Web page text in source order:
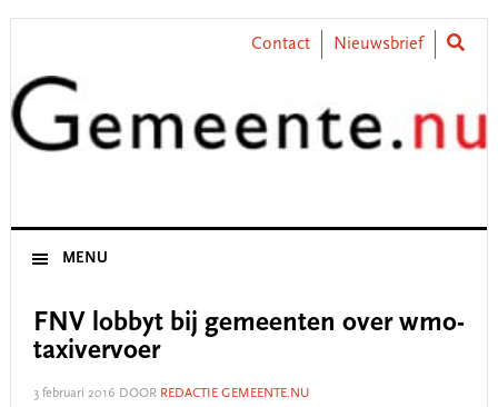
Skip
primary
navigation
Skip
content
Skip
primary
sidebar
Skip
footer
Contact Nieuwsbrief
MENU
FNV lobbyt bij gemeenten over wmo-
taxivervoer
3 februari 2016 DOOR REDACTIE GEMEENTE.NU